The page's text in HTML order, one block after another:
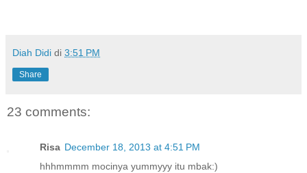
Diah Didi di 3:51 PM
Share
23 comments:
Risa December 18, 2013 at 4:51 PM
hhhmmmm mocinya yummyyy itu mbak:)